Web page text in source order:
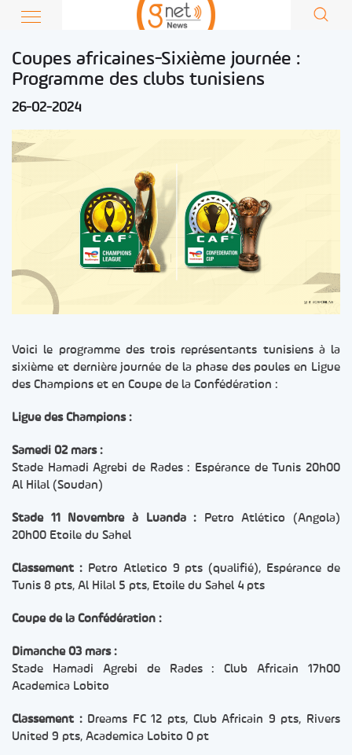
Coupes africaines-Sixième journée :
Programme des clubs tunisiens
26-02-2024
Voici le programme des trois représentants tunisiens à la
sixième et dernière journée de la phase des poules en Ligue
des Champions et en Coupe de la Confédération :
Ligue des Champions :
Samedi 02 mars :
Stade Hamadi Agrebi de Rades : Espérance de Tunis 20h00
Al Hilal (Soudan)
Stade 11 Novembre à Luanda : Petro Atlético (Angola)
20h00 Etoile du Sahel
Classement :Petro Atletico 9 pts (qualifié), Espérance de
Tunis 8 pts, Al Hilal 5 pts, Etoile du Sahel 4 pts
Coupe de la Confédération :
Dimanche 03 mars :
Stade Hamadi Agrebi de Rades : Club Africain 17h00
Academica Lobito
Classement :Dreams FC 12 pts, Club Africain 9 pts, Rivers
United 9 pts, Academica Lobito 0 pt